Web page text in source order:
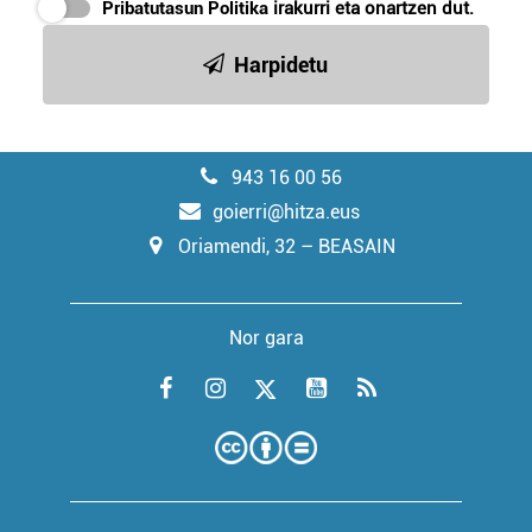
Pribatutasun Politika irakurri eta onartzen dut.
Harpidetu
943 16 00 56
goierri@hitza.eus
Oriamendi, 32 – BEASAIN
Nor gara